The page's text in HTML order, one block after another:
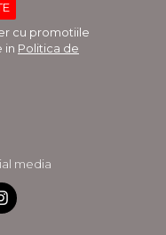
cu promotiile
in Politica de
media